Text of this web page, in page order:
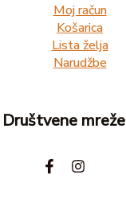
Moj račun
Košarica
Lista želja
Narudžbe
Društvene mreže